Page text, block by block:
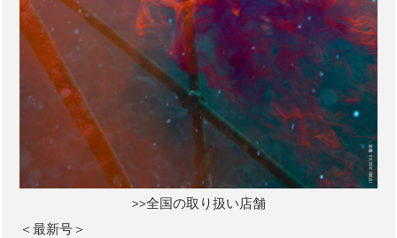
>>全国の取り扱い店舗
＜最新号＞